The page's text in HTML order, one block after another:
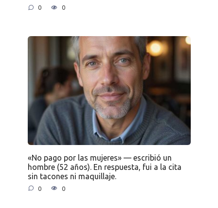
0 0
«No pago por las mujeres» — escribió un
hombre (52 años). En respuesta, fui a la cita
sin tacones ni maquillaje.
0 0